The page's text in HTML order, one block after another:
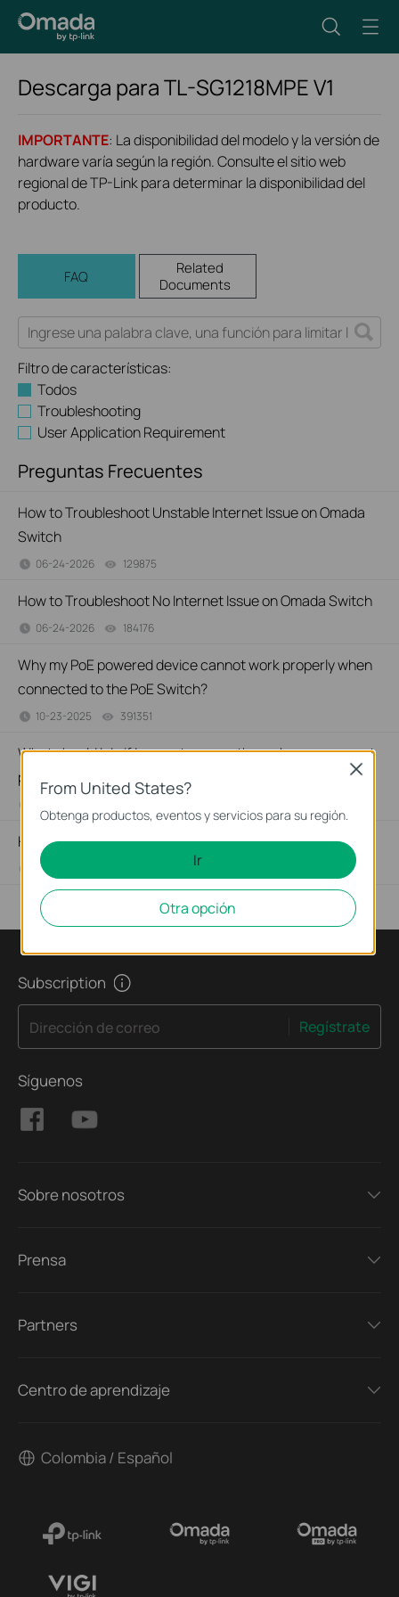
Descarga paraTL-SG1218MPEV1
IMPORTANTE: La disponibilidad del modelo y la versión de
hardware varía según la región. Consulte el sitio web
regional de TP-Link para determinar la disponibilidad del
producto.
FAQ
Related
Documents
Filtro de características:
Todos
Troubleshooting
User Application Requirement
Preguntas Frecuentes
How to Troubleshoot Unstable Internet Issue on Omada
Switch
06-24-2026 129875
How to Troubleshoot No Internet Issue on Omada Switch
06-24-2026 184176
Why my PoE powered device cannot work properly when
connected to the PoE Switch?
10-23-2025 391351
What should I do if I cannot access the web management
page of my TP-Link switch?
How to choose PoE switch
06-28-2022
Subscription
Dirección de correo Regístrate
Síguenos
Sobre nosotros
Prensa
Partners
Centro de aprendizaje
Colombia / Español
From United States?
Obtenga productos, eventos y servicios para su región.
Ir
Otra opción
Close